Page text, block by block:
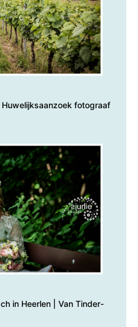
fotograaf
in Heerlen | Van Tinder-